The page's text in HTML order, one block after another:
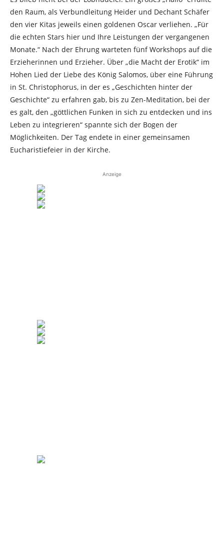
den Raum, als Verbundleitung Heider und Dechant Schäfer
den vier Kitas jeweils einen goldenen Oscar verliehen. „Für
die echten Stars hier und Ihre Leistungen der vergangenen
Monate.“ Nach der Ehrung warteten fünf Workshops auf die
Erzieherinnen und Erzieher. Über „die Macht der Erotik“ im
Hohen Lied der Liebe des König Salomos, über eine Führung
in St. Christophorus, in der es „Geschichten hinter der
Geschichte“ zu erfahren gab, bis zu Zen-Meditation, bei der
es galt, den „göttlichen Funken in sich zu entdecken und ins
Leben zu integrieren“ spannte sich der Bogen der
Möglichkeiten. Der Tag endete in einer gemeinsamen
Eucharistiefeier in der Kirche.
Anzeige